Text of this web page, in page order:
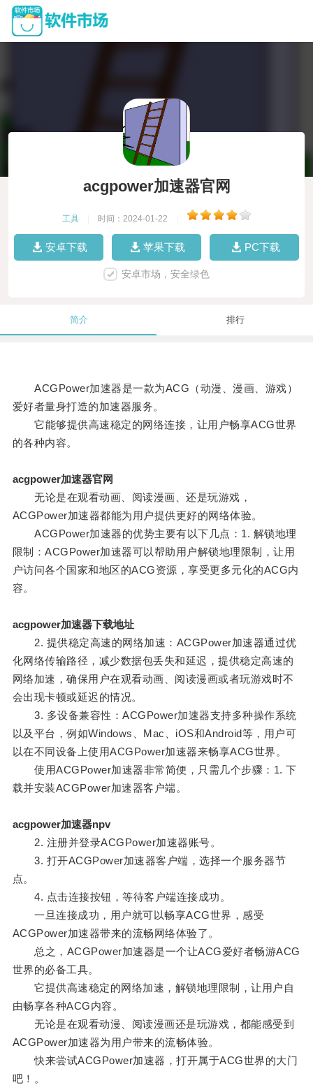
acgpower加速器官网
工具 时间：2024-01-22
安卓下载 苹果下载 PC下载
安卓市场，安全绿色
简介 排行
ACGPower加速器是一款为ACG（动漫、漫画、游戏）
爱好者量身打造的加速器服务。
它能够提供高速稳定的网络连接，让用户畅享ACG世界
的各种内容。
acgpower加速器官网
无论是在观看动画、阅读漫画、还是玩游戏，
ACGPower加速器都能为用户提供更好的网络体验。
ACGPower加速器的优势主要有以下几点：1. 解锁地理
限制：ACGPower加速器可以帮助用户解锁地理限制，让用
户访问各个国家和地区的ACG资源，享受更多元化的ACG内
容。
acgpower加速器下载地址
2. 提供稳定高速的网络加速：ACGPower加速器通过优
化网络传输路径，减少数据包丢失和延迟，提供稳定高速的
网络加速，确保用户在观看动画、阅读漫画或者玩游戏时不
会出现卡顿或延迟的情况。
3. 多设备兼容性：ACGPower加速器支持多种操作系统
以及平台，例如Windows、Mac、iOS和Android等，用户可
以在不同设备上使用ACGPower加速器来畅享ACG世界。
使用ACGPower加速器非常简便，只需几个步骤：1. 下
载并安装ACGPower加速器客户端。
acgpower加速器npv
2. 注册并登录ACGPower加速器账号。
3. 打开ACGPower加速器客户端，选择一个服务器节
点。
4. 点击连接按钮，等待客户端连接成功。
一旦连接成功，用户就可以畅享ACG世界，感受
ACGPower加速器带来的流畅网络体验了。
总之，ACGPower加速器是一个让ACG爱好者畅游ACG
世界的必备工具。
它提供高速稳定的网络加速，解锁地理限制，让用户自
由畅享各种ACG内容。
无论是在观看动漫、阅读漫画还是玩游戏，都能感受到
ACGPower加速器为用户带来的流畅体验。
快来尝试ACGPower加速器，打开属于ACG世界的大门
吧！。